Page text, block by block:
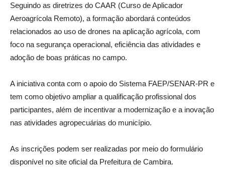
Seguindo as diretrizes do CAAR (Curso de Aplicador
Aeroagrícola Remoto), a formação abordará conteúdos
relacionados ao uso de drones na aplicação agrícola, com
foco na segurança operacional, eficiência das atividades e
adoção de boas práticas no campo.
A iniciativa conta com o apoio do Sistema FAEP/SENAR-PR e
tem como objetivo ampliar a qualificação profissional dos
participantes, além de incentivar a modernização e a inovação
nas atividades agropecuárias do município.
As inscrições podem ser realizadas por meio do formulário
disponível no site oficial da Prefeitura de Cambira.